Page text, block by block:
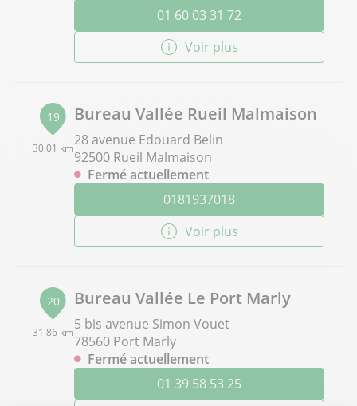
01 60 03 31 72
Voir plus
19
30.01 km
Bureau Vallée Rueil Malmaison
28 avenue Edouard Belin
92500 Rueil Malmaison
Fermé actuellement
0181937018
Voir plus
20
31.86 km
Bureau Vallée Le Port Marly
5 bis avenue Simon Vouet
78560 Port Marly
Fermé actuellement
01 39 58 53 25